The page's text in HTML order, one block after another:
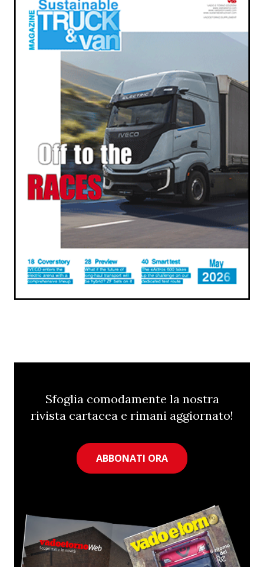
Sfoglia comodamente la nostra
rivista cartacea e rimani aggiornato!
ABBONATI ORA